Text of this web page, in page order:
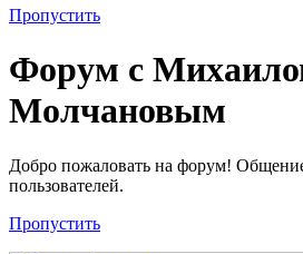
Пропустить
Форум с
Молчановым
Добро пожаловать на форум!
пользователей.
Пропустить